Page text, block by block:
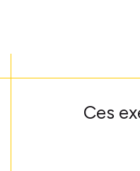
Ces